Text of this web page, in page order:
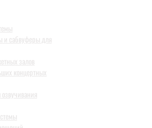
и сабвуферы для
залов
концертных